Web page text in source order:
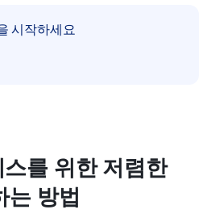
시작하세요
를 위한 저렴한
는 방법